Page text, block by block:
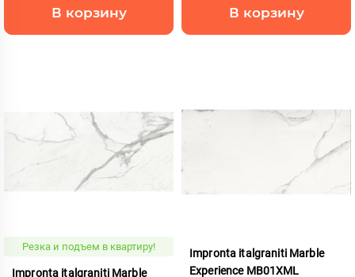
В корзину В корзину
Резка и подъем в квартиру!
Impronta italgraniti Marble
Impronta italgraniti Marble
Experience MB01XML